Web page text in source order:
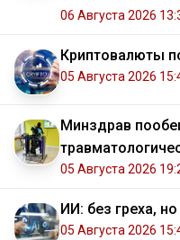
06 Августа 2026
Криптовалюты
05 Августа 2026
Минздрав
05 Августа 2026
ИИ: без греха,
05 Августа 2026